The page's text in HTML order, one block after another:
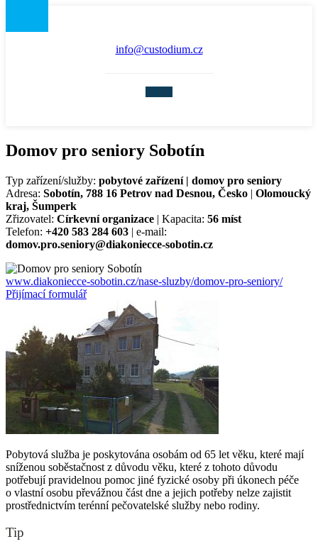
info@custodium.cz
Domov pro seniory Sobotín
Typ zařízení/služby: pobytové zařízení | domov pro seniory
Adresa: Sobotín, 788 16 Petrov nad Desnou, Česko | Olomoucký
kraj, Šumperk
Zřizovatel: Církevní organizace | Kapacita: 56 míst
Telefon: +420 583 284 603 | e-mail:
domov.pro.seniory@diakoniecce-sobotin.cz
www.diakoniecce-sobotin.cz/nase-sluzby/domov-pro-seniory/
Přijímací formulář
Pobytová služba je poskytována osobám od 65 let věku, které mají
sníženou soběstačnost z důvodu věku, které z tohoto důvodu
potřebují pravidelnou pomoc jiné fyzické osoby při úkonech péče
o vlastní osobu převážnou část dne a jejich potřeby nelze zajistit
prostřednictvím terénní pečovatelské služby nebo rodiny.
Tip